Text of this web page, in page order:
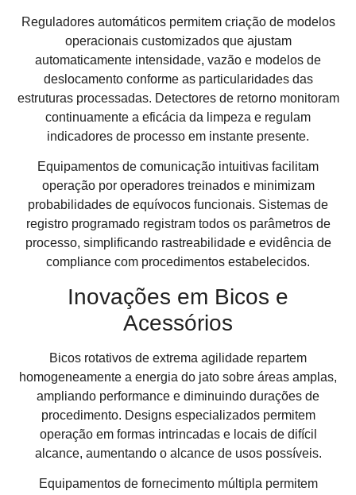
Reguladores automáticos permitem criação de modelos
operacionais customizados que ajustam
automaticamente intensidade, vazão e modelos de
deslocamento conforme as particularidades das
estruturas processadas. Detectores de retorno monitoram
continuamente a eficácia da limpeza e regulam
indicadores de processo em instante presente.
Equipamentos de comunicação intuitivas facilitam
operação por operadores treinados e minimizam
probabilidades de equívocos funcionais. Sistemas de
registro programado registram todos os parâmetros de
processo, simplificando rastreabilidade e evidência de
compliance com procedimentos estabelecidos.
Inovações em Bicos e
Acessórios
Bicos rotativos de extrema agilidade repartem
homogeneamente a energia do jato sobre áreas amplas,
ampliando performance e diminuindo durações de
procedimento. Designs especializados permitem
operação em formas intrincadas e locais de difícil
alcance, aumentando o alcance de usos possíveis.
Equipamentos de fornecimento múltipla permitem